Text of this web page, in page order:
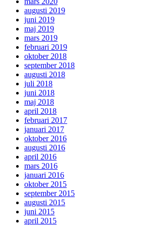
augusti 2019
juni 2019
maj 2019
mars 2019
februari 2019
oktober 2018
september 2018
augusti 2018
juli 2018
juni 2018
maj 2018
april 2018
februari 2017
januari 2017
oktober 2016
augusti 2016
april 2016
mars 2016
januari 2016
oktober 2015
september 2015
augusti 2015
juni 2015
april 2015